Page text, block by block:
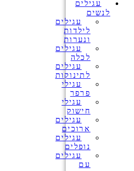
עגילים
לנשים
עגילים
לילדות
ונערות
עגילים
לכלה
עגילים
לתינוקות
עגילי
פרפר
עגילי
חישוק
עגילים
ארוכים
עגילים
נופלים
עגילים
עם